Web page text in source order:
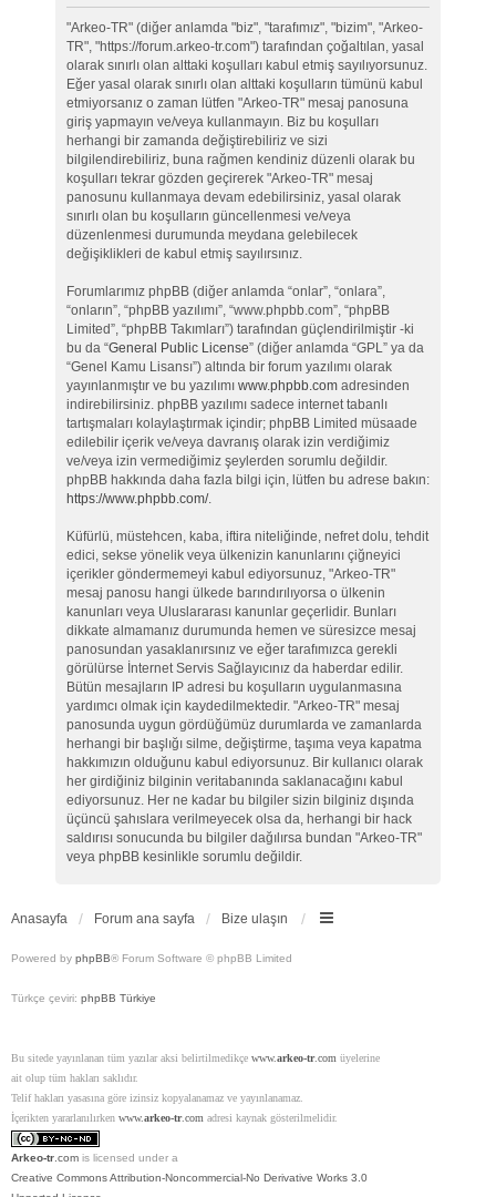
"Arkeo-TR" (diğer anlamda "biz", "tarafımız", "bizim", "Arkeo-
TR", "https://forum.arkeo-tr.com") tarafından çoğaltılan, yasal
olarak sınırlı olan alttaki koşulları kabul etmiş sayılıyorsunuz.
Eğer yasal olarak sınırlı olan alttaki koşulların tümünü kabul
etmiyorsanız o zaman lütfen "Arkeo-TR" mesaj panosuna
giriş yapmayın ve/veya kullanmayın. Biz bu koşulları
herhangi bir zamanda değiştirebiliriz ve sizi
bilgilendirebiliriz, buna rağmen kendiniz düzenli olarak bu
koşulları tekrar gözden geçirerek "Arkeo-TR" mesaj
panosunu kullanmaya devam edebilirsiniz, yasal olarak
sınırlı olan bu koşulların güncellenmesi ve/veya
düzenlenmesi durumunda meydana gelebilecek
değişiklikleri de kabul etmiş sayılırsınız.
Forumlarımız phpBB (diğer anlamda “onlar”, “onlara”,
“onların”, “phpBB yazılımı”, “www.phpbb.com”, “phpBB
Limited”, “phpBB Takımları”) tarafından güçlendirilmiştir -ki
bu da “General Public License” (diğer anlamda “GPL” ya da
“Genel Kamu Lisansı”) altında bir forum yazılımı olarak
yayınlanmıştır ve bu yazılımı www.phpbb.comadresinden
indirebilirsiniz. phpBB yazılımı sadece internet tabanlı
tartışmaları kolaylaştırmak içindir; phpBB Limited müsaade
edilebilir içerik ve/veya davranış olarak izin verdiğimiz
ve/veya izin vermediğimiz şeylerden sorumlu değildir.
phpBB hakkında daha fazla bilgi için, lütfen bu adrese bakın:
https://www.phpbb.com/.
Küfürlü, müstehcen, kaba, iftira niteliğinde, nefret dolu, tehdit
edici, sekse yönelik veya ülkenizin kanunlarını çiğneyici
içerikler göndermemeyi kabul ediyorsunuz, "Arkeo-TR"
mesaj panosu hangi ülkede barındırılıyorsa o ülkenin
kanunları veya Uluslararası kanunlar geçerlidir. Bunları
dikkate almamanız durumunda hemen ve süresizce mesaj
panosundan yasaklanırsınız ve eğer tarafımızca gerekli
görülürse İnternet Servis Sağlayıcınız da haberdar edilir.
Bütün mesajların IP adresi bu koşulların uygulanmasına
yardımcı olmak için kaydedilmektedir. "Arkeo-TR" mesaj
panosunda uygun gördüğümüz durumlarda ve zamanlarda
herhangi bir başlığı silme, değiştirme, taşıma veya kapatma
hakkımızın olduğunu kabul ediyorsunuz. Bir kullanıcı olarak
her girdiğiniz bilginin veritabanında saklanacağını kabul
ediyorsunuz. Her ne kadar bu bilgiler sizin bilginiz dışında
üçüncü şahıslara verilmeyecek olsa da, herhangi bir hack
saldırısı sonucunda bu bilgiler dağılırsa bundan "Arkeo-TR"
veya phpBB kesinlikle sorumlu değildir.
Anasayfa Forum ana sayfa Bize ulaşın
Powered by phpBB® Forum Software © phpBB Limited
Türkçe çeviri: phpBB Türkiye
Bu sitede yayınlanan tüm yazılar aksi belirtilmedikçe www.arkeo-tr.com üyelerine
ait olup tüm hakları saklıdır.
Telif hakları yasasına göre izinsiz kopyalanamaz ve yayınlanamaz.
İçerikten yararlanılırken www.arkeo-tr.com adresi kaynak gösterilmelidir.
Arkeo-tr .com is licensed under a
Creative Commons Attribution-Noncommercial-No Derivative Works 3.0